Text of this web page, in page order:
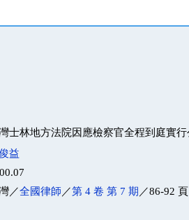
士林地方法院因應檢察官全程到庭實
益
／全國律師 ／第 4 卷 第 7 期 ／86-92 頁